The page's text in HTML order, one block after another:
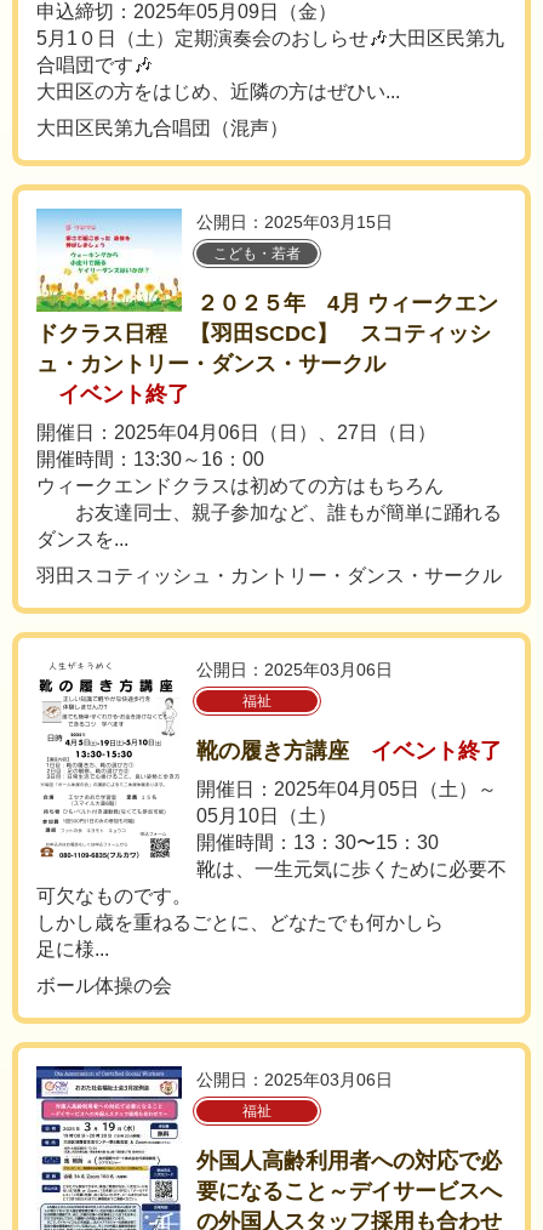
申込締切：2025年05月09日（金）
5月1０日（土）定期演奏会のおしらせ🎶大田区民第九
合唱団です🎶
大田区の方をはじめ、近隣の方はぜひい...
大田区民第九合唱団（混声）
公開日：2025年03月15日
こども・若者
２０２５年 4月 ウィークエン
ドクラス日程 【羽田SCDC】 スコティッシ
ュ・カントリー・ダンス・サークル
イベント終了
開催日：2025年04月06日（日）、27日（日）
開催時間：13:30～16：00
ウィークエンドクラスは初めての方はもちろん
お友達同士、親子参加など、誰もが簡単に踊れる
ダンスを...
羽田スコティッシュ・カントリー・ダンス・サークル
公開日：2025年03月06日
福祉
靴の履き方講座 イベント終了
開催日：2025年04月05日（土）～
05月10日（土）
開催時間：13：30〜15：30
靴は、一生元気に歩くために必要不
可欠なものです。
しかし歳を重ねるごとに、どなたでも何かしら
足に様...
ボール体操の会
公開日：2025年03月06日
福祉
外国人高齢利用者への対応で必
要になること～デイサービスへ
の外国人スタッフ採用も合わせ